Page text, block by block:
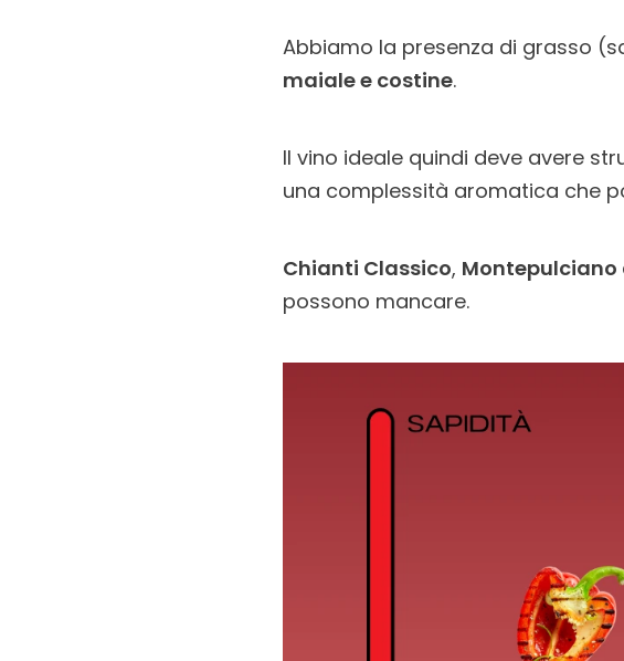
Abbiamo la presenza di grasso
maiale e costine.
Il vino ideale quindi deve avere
una complessità aromatica che
Chianti Classico, Montepulciano
possono mancare.